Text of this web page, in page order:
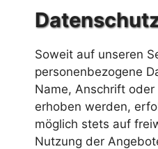
Soweit auf unseren
personenbezogene
Name, Anschrift
erhoben werden,
möglich stets auf
Nutzung der